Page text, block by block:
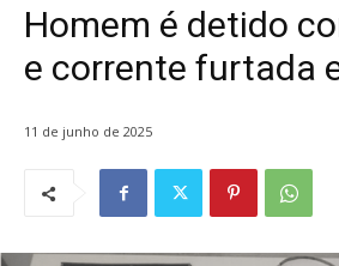
Homem é detido
e corrente furtada
11 de junho de 2025